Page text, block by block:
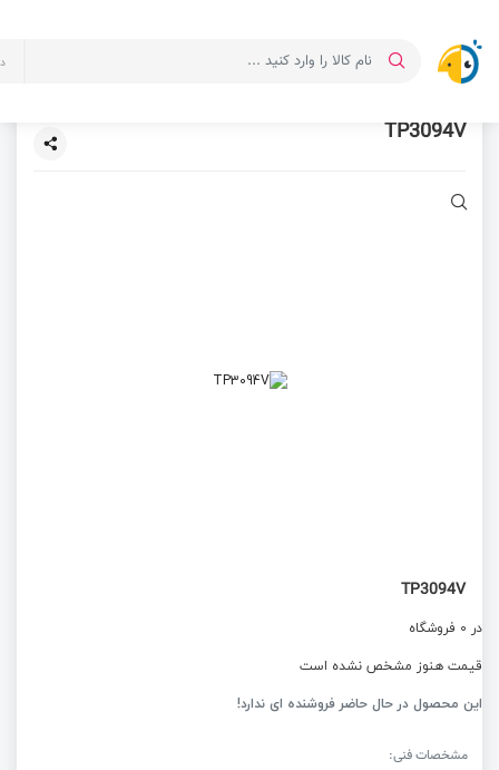
TP3094V
TP3094V
در 0 فروشگاه
قیمت هنوز مشخص نشده است
این محصول در حال حاضر فروشنده ای ندارد!
مشخصات فنی: